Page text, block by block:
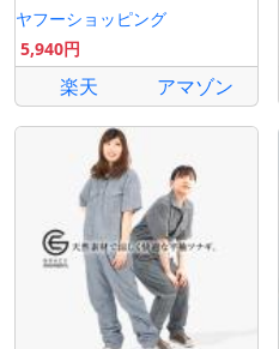
ヤフーショッピング
5,940円
楽天 アマゾン